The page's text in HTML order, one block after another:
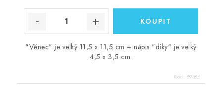
"Věnec" je velký 11,5 x 11,5 cm + nápis "díky" je velký
4,5 x 3,5 cm.
Kód: 89586